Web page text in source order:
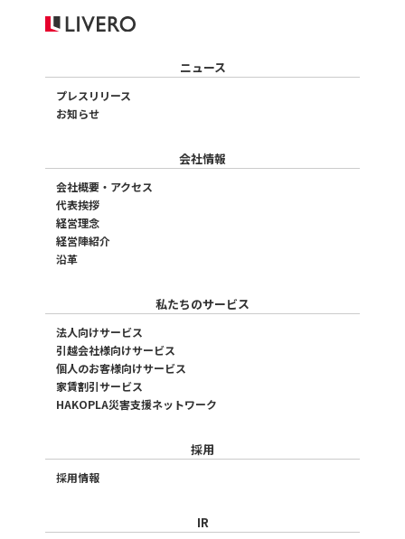
ニュース
プレスリリース
お知らせ
会社情報
会社概要・アクセス
代表挨拶
経営理念
経営陣紹介
沿革
私たちのサービス
法人向けサービス
引越会社様向けサービス
個人のお客様向けサービス
家賃割引サービス
HAKOPLA災害支援ネットワーク
採用
採用情報
IR